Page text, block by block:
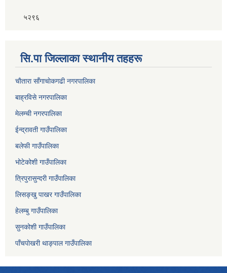
५२९६
सि.पा जिल्लाका स्थानीय तहहरू
चाैतारा साँगाचाेकगढी नगरपालिका
बाह्रविसे नगरपालिका
मेलम्ची नगरपालिका
ईन्द्रावती गाउँपालिका
बलेफी गाउँपालिका
भोटेकोशी गाउँपालिका
त्रिपुरासुन्दरी गाउँपालिका
लिसङ्खु पाखर गाउँपालिका
हेलम्बु गाउँपालिका
सुनकोशी गाउँपालिका
पाँचपाेखरी थाङ्पाल गाउँपालिका